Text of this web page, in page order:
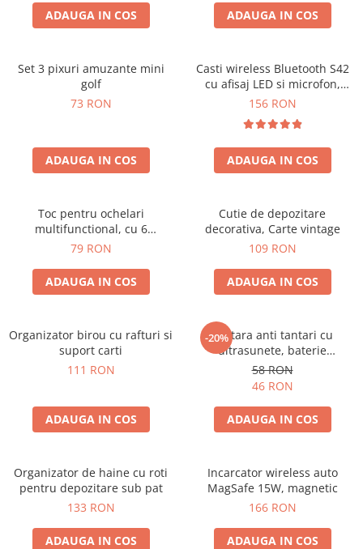
ADAUGA IN COS ADAUGA IN COS
Set 3 pixuri amuzante mini
golf
73 RON
ADAUGA IN COS
Casti wireless Bluetooth S42
cu afisaj LED si microfon,
compatibile cu iOS si Android
156 RON
ADAUGA IN COS
Toc pentru ochelari
multifunctional, cu 6
compartimente
79 RON
ADAUGA IN COS
Cutie de depozitare
decorativa, Carte vintage
109 RON
ADAUGA IN COS
Organizator birou cu rafturi si
suport carti
111 RON
ADAUGA IN COS
-20%
Bratara anti tantari cu
ultrasunete, baterie
reincarcabila 90mAh
58 RON
46 RON
ADAUGA IN COS
Organizator de haine cu roti
pentru depozitare sub pat
133 RON
ADAUGA IN COS
Incarcator wireless auto
MagSafe 15W, magnetic
166 RON
ADAUGA IN COS